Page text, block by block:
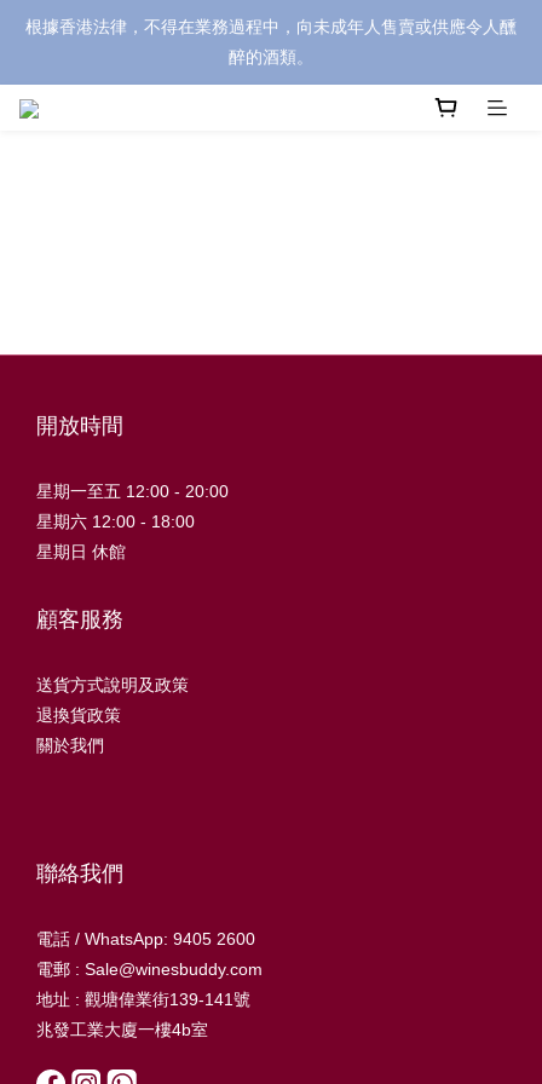
根據香港法律，不得在業務過程中，向未成年人售賣或供應令人醺
醉的酒類。
開放時間
星期一至五 12:00 - 20:00
星期六 12:00 - 18:00
星期日 休館
顧客服務
送貨方式說明及政策
退換貨政策
關於我們
聯絡我們
電話 / WhatsApp: 9405 2600
電郵 : Sale@winesbuddy.com
地址 : 觀塘偉業街139-141號
兆發工業大廈一樓4b室